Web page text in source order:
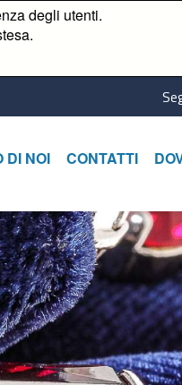
degli utenti.
DI NOI CONTATTI